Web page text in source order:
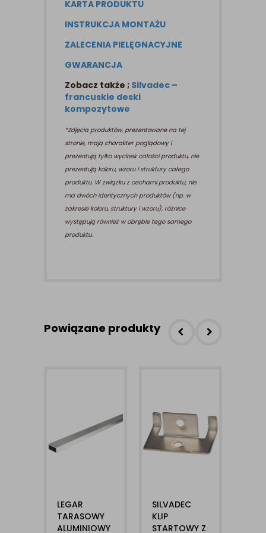
KARTA PRODUKTU
INSTRUKCJA MONTAŻU
ZALECENIA PIELĘGNACYJNE
GWARANCJA
Zobacz także ; Silvadec –
francuskie deski
kompozytowe
*Zdjęcia produktów, prezentowane na tej
stronie, mają charakter poglądowy i
prezentują tylko wycinek całości produktu, nie
prezentują koloru, wzoru i struktury całego
produktu. W związku z cechami produktu, nie
ma dwóch identycznych produktów (np. w
zakresie koloru, struktury i wzoru), różnice
występują również w obrębie tego samego
produktu.
Powiązane produkty
LEGAR
TARASOWY
ALUMINIOWY
SILVADEC
KLIP
STARTOWY Z